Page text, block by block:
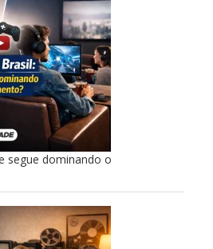
segue dominando o